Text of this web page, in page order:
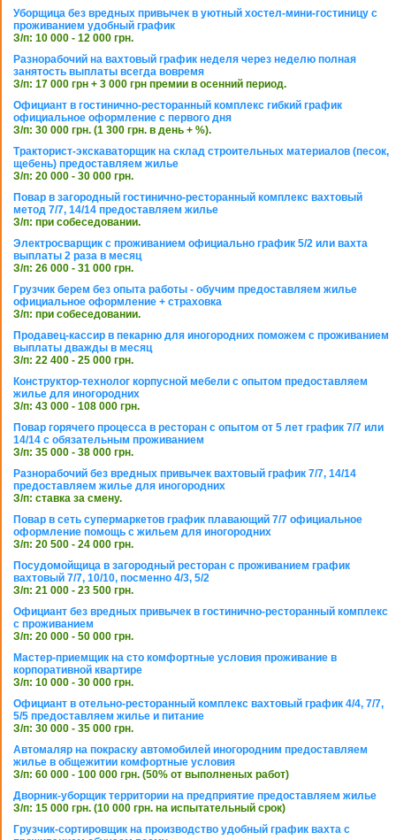
Уборщица без вредных привычек в уютный хостел-мини-гостиницу с
проживанием удобный график
З/п: 10 000 - 12 000 грн.
Разнорабочий на вахтовый график неделя через неделю полная
занятость выплаты всегда вовремя
З/п: 17 000 грн + 3 000 грн премии в осенний период.
Официант в гостинично-ресторанный комплекс гибкий график
официальное оформление с первого дня
З/п: 30 000 грн. (1 300 грн. в день + %).
Тракторист-экскаваторщик на склад строительных материалов (песок,
щебень) предоставляем жилье
З/п: 20 000 - 30 000 грн.
Повар в загородный гостинично-ресторанный комплекс вахтовый
метод 7/7, 14/14 предоставляем жилье
З/п: при собеседовании.
Электросварщик с проживанием официально график 5/2 или вахта
выплаты 2 раза в месяц
З/п: 26 000 - 31 000 грн.
Грузчик берем без опыта работы - обучим предоставляем жилье
официальное оформление + страховка
З/п: при собеседовании.
Продавец-кассир в пекарню для иногородних поможем с проживанием
выплаты дважды в месяц
З/п: 22 400 - 25 000 грн.
Конструктор-технолог корпусной мебели с опытом предоставляем
жилье для иногородних
З/п: 43 000 - 108 000 грн.
Повар горячего процесса в ресторан с опытом от 5 лет график 7/7 или
14/14 с обязательным проживанием
З/п: 35 000 - 38 000 грн.
Разнорабочий без вредных привычек вахтовый график 7/7, 14/14
предоставляем жилье для иногородних
З/п: ставка за смену.
Повар в сеть супермаркетов график плавающий 7/7 официальное
оформление помощь с жильем для иногородних
З/п: 20 500 - 24 000 грн.
Посудомойщица в загородный ресторан с проживанием график
вахтовый 7/7, 10/10, посменно 4/3, 5/2
З/п: 21 000 - 23 500 грн.
Официант без вредных привычек в гостинично-ресторанный комплекс
с проживанием
З/п: 20 000 - 50 000 грн.
Мастер-приемщик на сто комфортные условия проживание в
корпоративной квартире
З/п: 10 000 - 30 000 грн.
Официант в отельно-ресторанный комплекс вахтовый график 4/4, 7/7,
5/5 предоставляем жилье и питание
З/п: 30 000 - 35 000 грн.
Автомаляр на покраску автомобилей иногородним предоставляем
жилье в общежитии комфортные условия
З/п: 60 000 - 100 000 грн. (50% от выполненых работ)
Дворник-уборщик территории на предприятие предоставляем жилье
З/п: 15 000 грн. (10 000 грн. на испытательный срок)
Грузчик-сортировщик на производство удобный график вахта с